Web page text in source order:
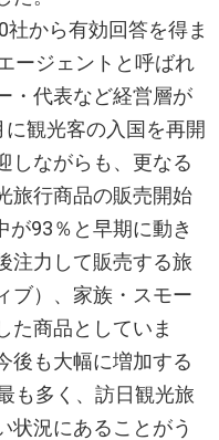
から有効回答を得ま
ージェントと呼ばれ
・代表など経営層が
観光客の入国を再開
しながらも、更なる
旅行商品の販売開始
が93％と早期に動き
注力して販売する旅
ブ）、家族・スモー
た商品としていま
後も大幅に増加する
も多く、訪日観光旅
状況にあることがう